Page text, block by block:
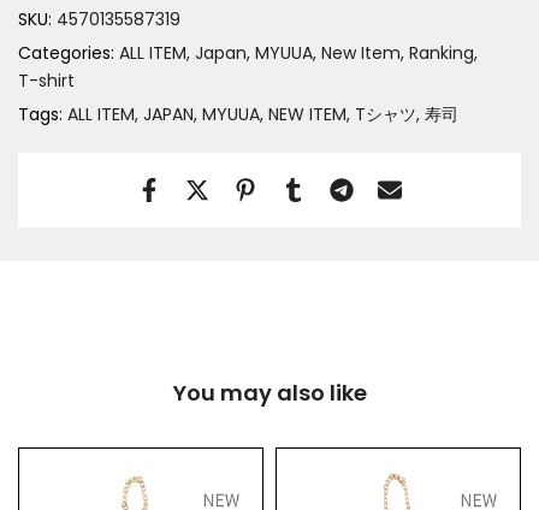
SKU: 4570135587319
Categories: ALL ITEM Japan MYUUA New Item Ranking
T-shirt
Tags: ALL ITEM JAPAN MYUUA NEW ITEM Tシャツ 寿司
You may also like